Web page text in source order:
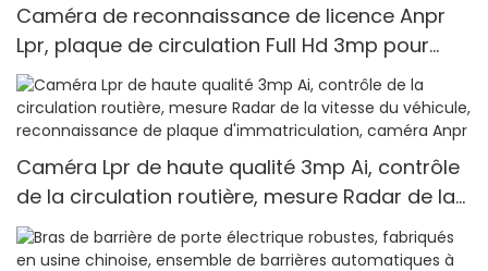
Caméra de reconnaissance de licence Anpr
Lpr, plaque de circulation Full Hd 3mp pour
voiture, système de stationnement, caméra
Anpr pour jardins extérieurs
Caméra Lpr de haute qualité 3mp Ai, contrôle
de la circulation routière, mesure Radar de la
vitesse du véhicule, reconnaissance de plaque
d'immatriculation, caméra Anpr